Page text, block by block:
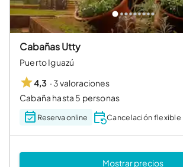
Cabañas Utty
Puerto Iguazú
4,3 · 3 valoraciones
Cabaña hasta 5 personas
Reserva online Cancelación flexible
Mostrar precios